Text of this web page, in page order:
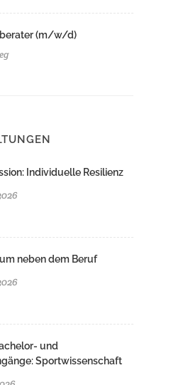
(m/w/d)
Individuelle Resilienz
neben dem Beruf
und
Sportwissenschaft